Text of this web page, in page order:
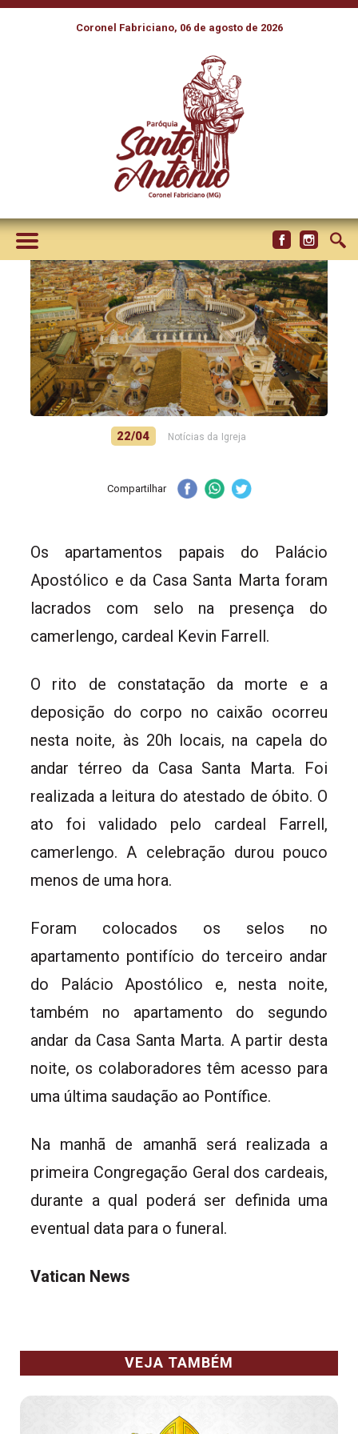
Coronel Fabriciano, 06 de agosto de 2026
PAPA FRANCISCO: RITO DE
CONSTATAÇÃO DA MORTE E
DEPOSIÇÃO DO CORPO NO
CAIXÃO
22/04 Notícias da Igreja
Compartilhar
Os apartamentos papais do Palácio
Apostólico e da Casa Santa Marta foram
lacrados com selo na presença do
camerlengo, cardeal Kevin Farrell.
O rito de constatação da morte e a
deposição do corpo no caixão ocorreu
nesta noite, às 20h locais, na capela do
andar térreo da Casa Santa Marta. Foi
realizada a leitura do atestado de óbito. O
ato foi validado pelo cardeal Farrell,
camerlengo. A celebração durou pouco
menos de uma hora.
Foram colocados os selos no
apartamento pontifício do terceiro andar
do Palácio Apostólico e, nesta noite,
também no apartamento do segundo
andar da Casa Santa Marta. A partir desta
noite, os colaboradores têm acesso para
uma última saudação ao Pontífice.
Na manhã de amanhã será realizada a
primeira Congregação Geral dos cardeais,
durante a qual poderá ser definida uma
eventual data para o funeral.
Vatican News
VEJA TAMBÉM